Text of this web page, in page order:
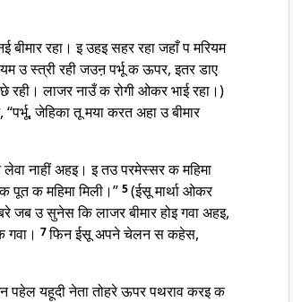
रहा। इ उहइ सहर रहा जहाँ प मरियम
उ स्त्री रही जउऩ पर्भू क ऊपर, इतर डाए
लाजर नाउँ क रोगी ओकर भाई रहा।)
जेहिका तू मया करत अहा उ बीमार
नाहीं अहइ। इ तउ परमेस्सर क महिमा
क महिमा मिली।” 5(ईसू मार्था ओकर
जब उ सुनेस कि लाजर बीमार होइ गवा अहइ,
गवा। 7फिन ईसू अपने चेलन स कहेस,
यहूदी नेता तोहरे ऊपर पथराव करइ क